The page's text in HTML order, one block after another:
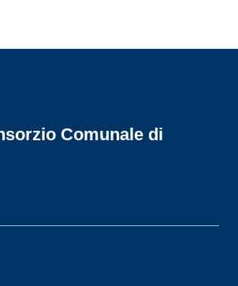
Comunale di